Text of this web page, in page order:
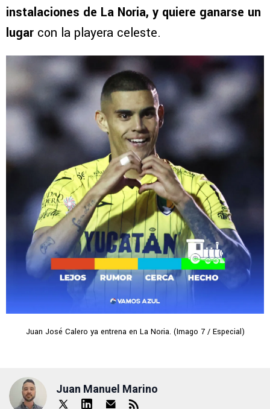
instalaciones de La Noria, y quiere ganarse un
lugar con la playera celeste.
Juan José Calero ya entrena en La Noria. (Imago 7 / Especial)
Juan Manuel Marino